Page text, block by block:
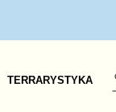
TERRARYSTYKA